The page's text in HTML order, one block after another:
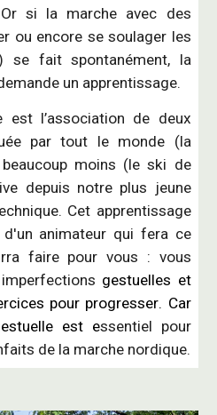
si la marche avec des
ou encore se soulager les
se fait spontanément, la
un apprentissage.
est l’association de deux
par tout le monde (la
moins (le ski de
depuis notre plus jeune
Cet apprentissage
animateur qui fera ce
faire pour vous : vous
gestuelles et
pour progresser. Car
est essentiel pour
de la marche nordique.